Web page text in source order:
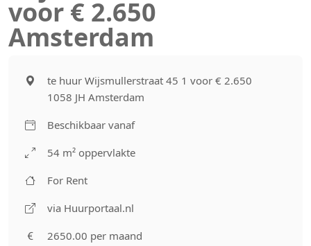
voor € 2.650
Amsterdam
te huur Wijsmullerstraat 45 1 voor € 2.650
1058 JH Amsterdam
Beschikbaar vanaf
54 m² oppervlakte
For Rent
via Huurportaal.nl
2650.00 per maand